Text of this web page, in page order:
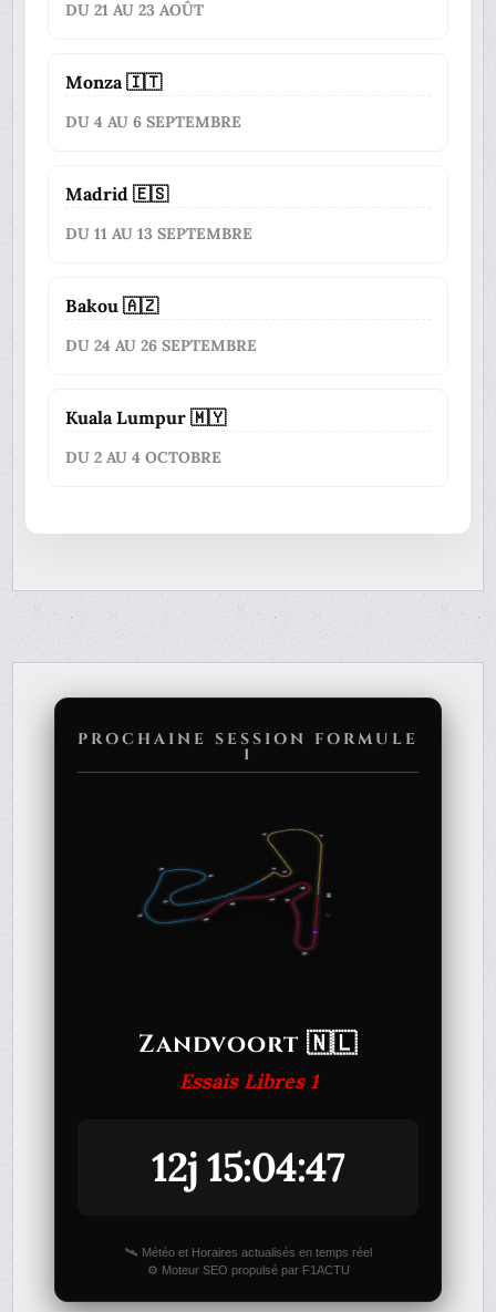
DU 21 AU 23 AOÛT
Monza 🇮🇹
DU 4 AU 6 SEPTEMBRE
Madrid 🇪🇸
DU 11 AU 13 SEPTEMBRE
Bakou 🇦🇿
DU 24 AU 26 SEPTEMBRE
Kuala Lumpur 🇲🇾
DU 2 AU 4 OCTOBRE
PROCHAINE SESSION FORMULE
1
Zandvoort 🇳🇱
Essais Libres 1
12j 15:04:47
🛰️ Météo et Horaires actualisés en temps réel
⚙️ Moteur SEO propulsé par F1ACTU